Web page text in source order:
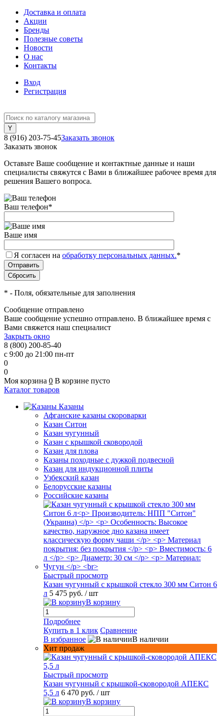
Доставка и оплата
Акции
Бренды
Полезные советы
Новости
О нас
Контакты
Вход
Регистрация
8 (916) 203-75-45Заказать звонок
Заказать звонок
Оставьте Ваше сообщение и контактные данные и наши
специалисты свяжутся с Вами в ближайшее рабочее время для
решения Вашего вопроса.
Ваш телефон*
Ваше имя
Я согласен на обработку персональных данных.*
* - Поля, обязательные для заполнения
Сообщение отправлено
Ваше сообщение успешно отправлено. В ближайшее время с
Вами свяжется наш специалист
Закрыть окно
8 (800) 200-85-40
с 9:00 до 21:00 пн-пт
0
0
Моя корзина 0 В корзине пусто
Каталог товаров
Казаны
Афганские казаны скороварки
Казан Ситон
Казан чугунный
Казан с крышкой сковородой
Казан для плова
Казаны походные с дужкой подвесной
Казан для индукционной плиты
Узбекский казан
Белорусские казаны
Российские казаны
Быстрый просмотр
Казан чугунный с крышкой стекло 300 мм Ситон 6
л 5 475 руб. / шт
В корзину
Подробнее
Купить в 1 клик Сравнение
В избранное
В наличии
Хит продаж
Быстрый просмотр
Казан чугунный с крышкой-сковородой АПЕКС
5,5 л 6 470 руб. / шт
В корзину